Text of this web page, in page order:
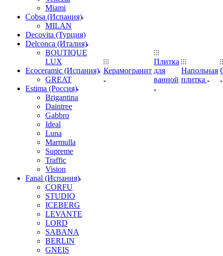
Miami
Cobsa (Испания)
MILAN
Decovita (Турция)
Delconca (Италия)
BOUTIQUE
LUX
Ecoceramic (Испания)
GREAT
Estima (Россия)
Brigantina
Daintree
Gabbro
Ideal
Luna
Marmulla
Supreme
Traffic
Vision
Fanal (Испания)
CORFU
STUDIO
ICEBERG
LEVANTE
LORD
SABANA
BERLIN
GNEIS
Керамогранит
Плитка
для
ванной
Напольная
плитка